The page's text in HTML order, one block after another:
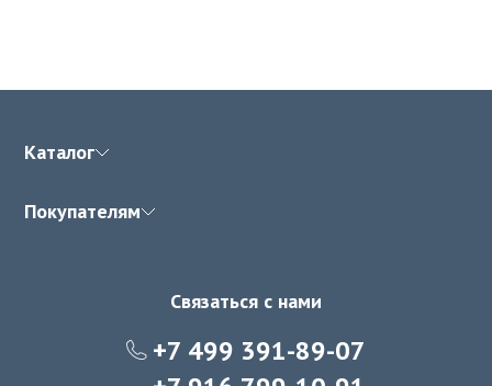
Каталог
Покупателям
Связаться с нами
+7 499 391-89-07